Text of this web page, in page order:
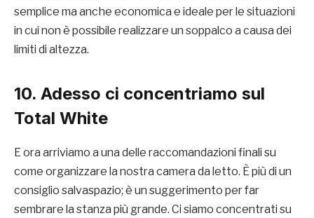
semplice ma anche economica e ideale per le situazioni
in cui non è possibile realizzare un soppalco a causa dei
limiti di altezza.
10. Adesso ci concentriamo sul
Total White
E ora arriviamo a una delle raccomandazioni finali su
come organizzare la nostra camera da letto. È più di un
consiglio salvaspazio; è un suggerimento per far
sembrare la stanza più grande. Ci siamo concentrati su